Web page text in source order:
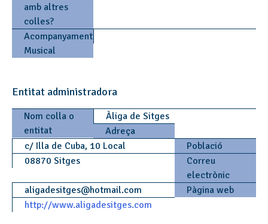
amb altres
colles?
Acompanyament
Musical
Entitat administradora
Nom colla o
entitat
Àliga de Sitges
Adreça
c/ Illa de Cuba, 10 Local
Població
08870 Sitges
Correu
electrònic
aligadesitges@hotmail.com
Pàgina web
http://www.aligadesitges.com